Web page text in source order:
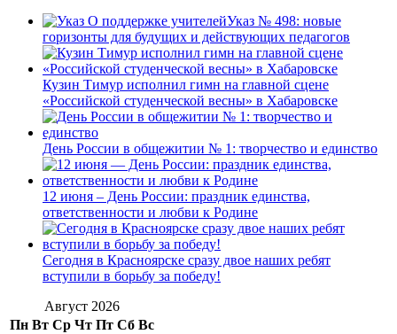
Указ № 498: новые
горизонты для будущих и действующих педагогов
Кузин Тимур исполнил гимн на главной сцене
«Российской студенческой весны» в Хабаровске
День России в общежитии № 1: творчество и единство
12 июня – День России: праздник единства,
ответственности и любви к Родине
Сегодня в Красноярске сразу двое наших ребят
вступили в борьбу за победу!
Август 2026
Пн Вт Ср Чт Пт Сб Вс